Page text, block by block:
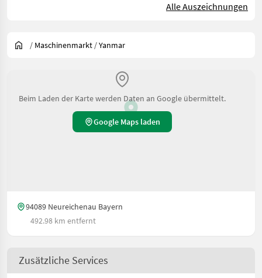
Alle Auszeichnungen
/ Maschinenmarkt /Yanmar
Beim Laden der Karte werden Daten an Google übermittelt.
Google Maps laden
94089 Neureichenau Bayern
492.98 km entfernt
Zusätzliche Services